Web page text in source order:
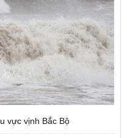
vực vịnh Bắc Bộ